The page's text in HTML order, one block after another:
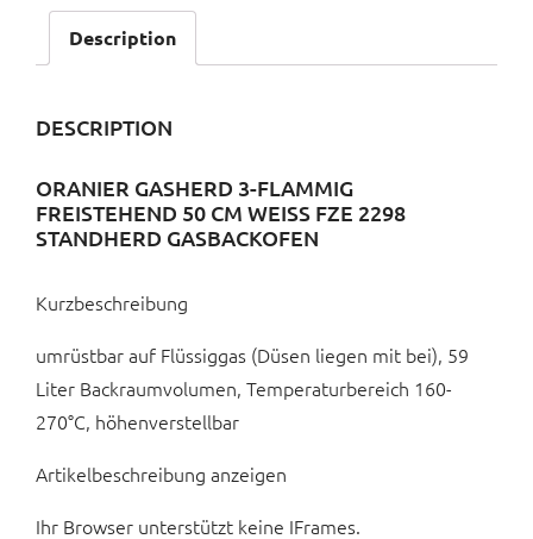
Description
DESCRIPTION
ORANIER GASHERD 3-FLAMMIG
FREISTEHEND 50 CM WEISS FZE 2298 S
TANDHERD GASBACKOFEN
Kurzbeschreibung
umrüstbar auf Flüssiggas (Düsen liegen mit bei), 59
Liter Backraumvolumen, Temperaturbereich 160-
270°C, höhenverstellbar
Artikelbeschreibung anzeigen
Ihr Browser unterstützt keine IFrames.